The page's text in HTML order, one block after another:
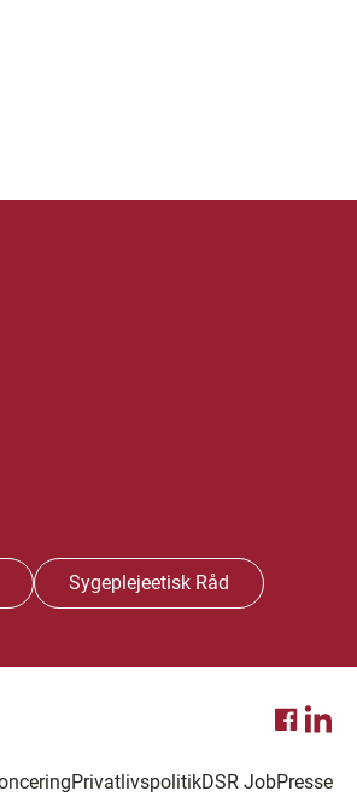
Sygeplejeetisk Råd
PrivatlivspolitikDSR JobPresse